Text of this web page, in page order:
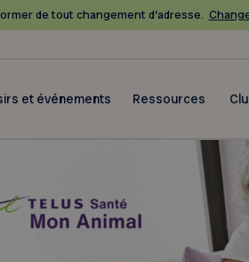
de tout changement d’adresse.
et événements Ressources